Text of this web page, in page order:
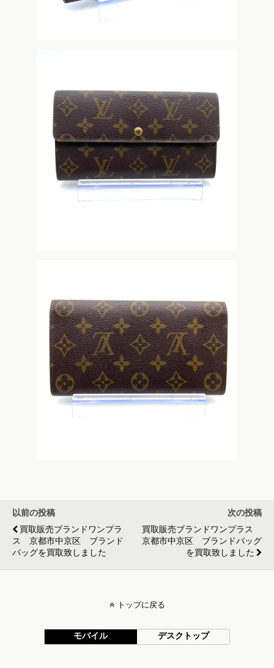
以前の投稿
買取販売ブランドワンプラ
ス 京都市中京区 ブランド
バッグを買取致しました
次の投稿
買取販売ブランドワンプラス
京都市中京区 ブランドバッグ
を買取致しました
トップに戻る
モバイル デスクトップ